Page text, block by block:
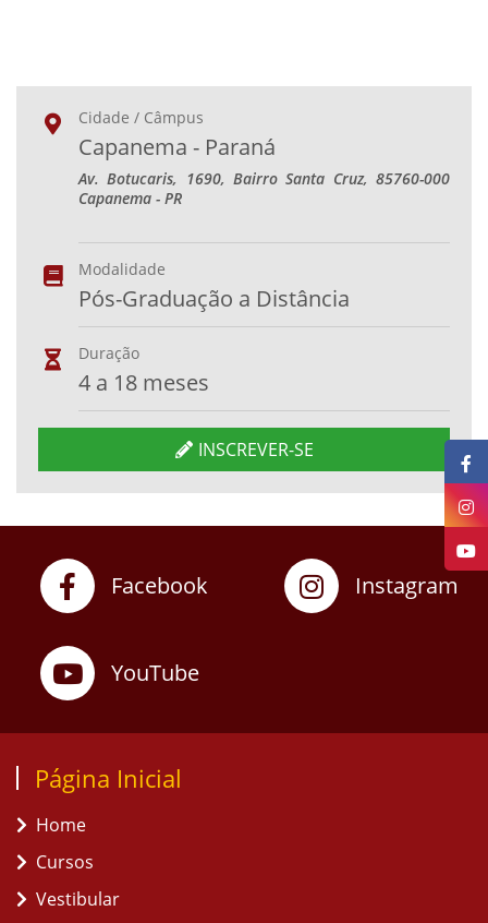
Cidade / Câmpus
Capanema - Paraná
Av. Botucaris, 1690, Bairro Santa Cruz, 85760-000
Capanema - PR
Modalidade
Pós-Graduação a Distância
Duração
4 a 18 meses
INSCREVER-SE
Facebook Instagram
YouTube
Página Inicial
Home
Cursos
Vestibular